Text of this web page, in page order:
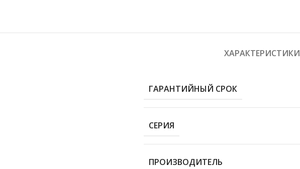
ХАРАКТЕРИСТИКИ
ГАРАНТИЙНЫЙ СРОК
СЕРИЯ
ПРОИЗВОДИТЕЛЬ